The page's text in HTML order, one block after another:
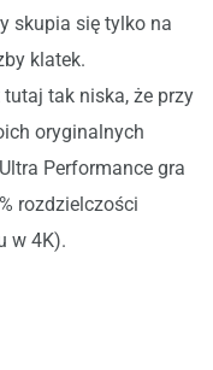
skupia się tylko na
klatek.
tak niska, że przy
oryginalnych
Performance gra
rozdzielczości
w 4K).